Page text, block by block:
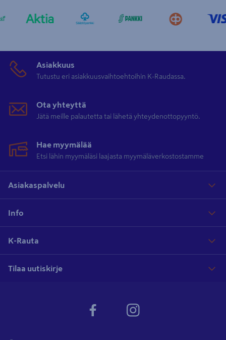
Asiakkuus
Tutustu eri asiakkuusvaihtoehtoihin K-Raudassa.
Ota yhteyttä
Jätä meille palautetta tai lähetä yhteydenottopyyntö.
Hae myymälää
Etsi lähin myymäläsi laajasta myymäläverkostostamme
Asiakaspalvelu
Info
K-Rauta
Tilaa uutiskirje